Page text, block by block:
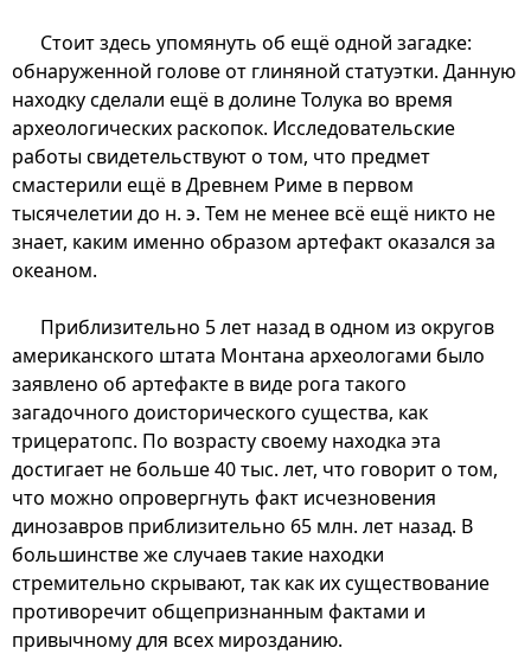
Стоит здесь упомянуть об ещё одной загадке:
обнаруженной голове от глиняной статуэтки. Данную
находку сделали ещё в долине Толука во время
археологических раскопок. Исследовательские
работы свидетельствуют о том, что предмет
смастерили ещё в Древнем Риме в первом
тысячелетии до н. э. Тем не менее всё ещё никто не
знает, каким именно образом артефакт оказался за
океаном.
Приблизительно 5 лет назад в одном из округов
американского штата Монтана археологами было
заявлено об артефакте в виде рога такого
загадочного доисторического существа, как
трицератопс. По возрасту своему находка эта
достигает не больше 40 тыс. лет, что говорит о том,
что можно опровергнуть факт исчезновения
динозавров приблизительно 65 млн. лет назад. В
большинстве же случаев такие находки
стремительно скрывают, так как их существование
противоречит общепризнанным фактами и
привычному для всех мирозданию.